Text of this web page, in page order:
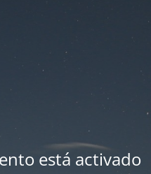
está activado